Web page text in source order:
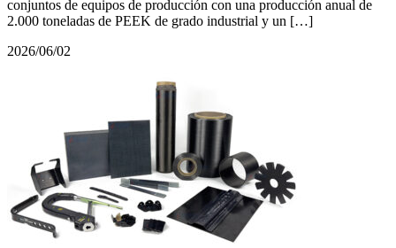
conjuntos de equipos de producción con una producción anual de
2.000 toneladas de PEEK de grado industrial y un […]
2026/06/02